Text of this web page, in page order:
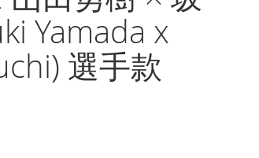
Yamada x
選手款